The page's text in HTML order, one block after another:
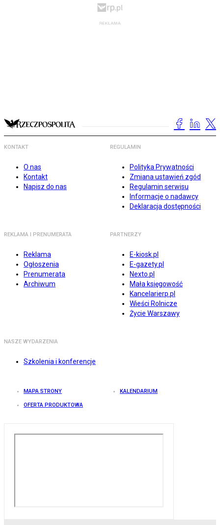
KONTAKT
O nas
Kontakt
Napisz do nas
REGULAMIN
Polityka Prywatności
Zmiana ustawień zgód
Regulamin serwisu
Informacje o nadawcy
Deklaracja dostępności
REKLAMA I PRENUMERATA
Reklama
Ogłoszenia
Prenumerata
Archiwum
PARTNERZY
E-kiosk.pl
E-gazety.pl
Nexto.pl
Mała księgowość
Kancelarierp.pl
Wieści Rolnicze
Życie Warszawy
NASZE WYDARZENIA
Szkolenia i konferencje
MAPA STRONY KALENDARIUM
OFERTA PRODUKTOWA